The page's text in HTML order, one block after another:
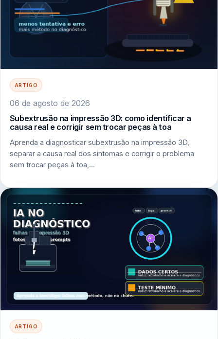
ARTIGO
06 de agosto de 2026
Subextrusão na impressão 3D: como identificar a
causa real e corrigir sem trocar peças à toa
Aprenda a diagnosticar subextrusão na impressão 3D,
separar a causa real dos sintomas e corrigir o problema
sem trocar peças à toa,…
ARTIGO